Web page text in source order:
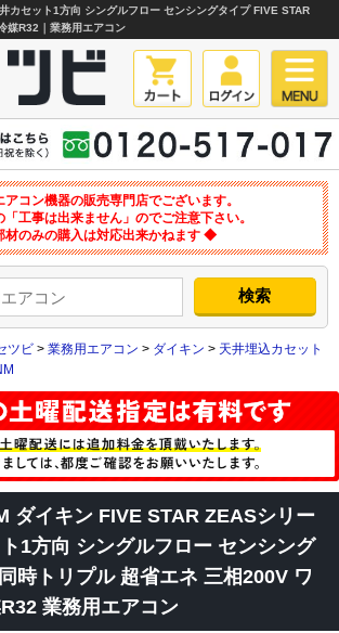
カセット1方向 シングルフロー センシングタイプ FIVE STAR
媒R32｜業務用エアコン
アコン機器の販売専門店でございます。
「工事は出来ません」のでご注意下さい。
のみの購入は対応出来かねます ◆
ツビ > 業務用エアコン > ダイキン > 天井埋込カセット
ダイキン FIVE STAR ZEASシリー
1方向 シングルフロー センシング
時トリプル 超省エネ 三相200V ワ
業務用エアコン